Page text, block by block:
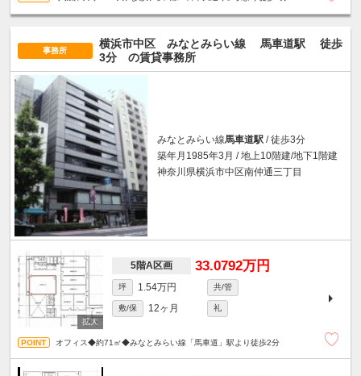
事務所
横浜市中区 みなとみらい線 馬車道駅
徒歩
3分 の賃貸事務所
みなとみらい線馬車道駅 / 徒歩3分
築年月1985年3月 / 地上10階建/地下1階建
神奈川県横浜市中区南仲通三丁目
5階A区画 33.0792万円
坪 1.54万円 共/管
敷/保 12ヶ月 礼
オフィス◆約71㎡◆みなとみらい線「馬車道」駅より徒歩2分